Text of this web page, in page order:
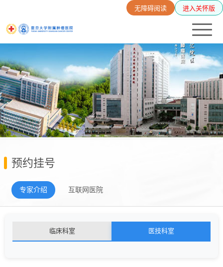
无障碍阅读 进入关怀版
预约挂号
专家介绍 互联网医院
临床科室 医技科室